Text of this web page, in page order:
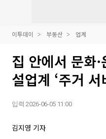
이투데이 부동산 업계
집 안에서 문화
설업계 ‘주거 서
입력 2026-06-05 11:00
김지영 기자